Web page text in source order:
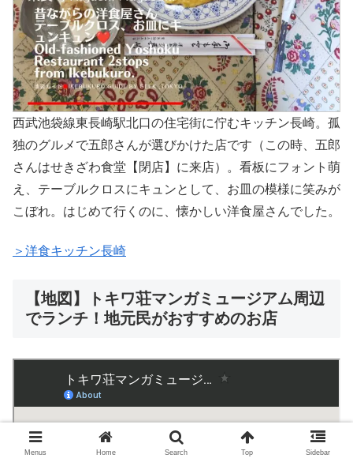
西武池袋線東長崎駅北口の住宅街に佇むキッチン長崎。孤
独のグルメで五郎さんが選びかけた店です（この時、五郎
さんはせきざわ食堂【閉店】に来店）。看板にフォント萌
え、テーブルクロスにキュンとして、お皿の模様に笑みが
こぼれ。はじめて行くのに、懐かしい洋食屋さんでした。
＞洋食キッチン長崎
【地図】トキワ荘マンガミュージアム周辺
でランチ！地元民がおすすめのお店
Menus Home Search Top Sidebar